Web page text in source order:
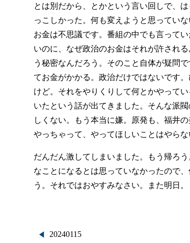
とは別だから、とかという言い回しで、
っこしかった。何も変えようと思ってい
お金は不思議です。番組の中でも言って
いのに、なぜ政治のお金はそれが許され
う秘密なんだろう。そのこと自体が疑問
てお金がかかる。政治だけではないです
けど。それをやりくりして何とかやって
いたという話が出てきました。そんな派
しくない。もう本当に嫌。原発も、福井
やっちゃって、やってほしいことはやらな
だんだん激してしまいました。もう帰ろ
なことになるとは思っていなかったので
う。それではおやすみなさい。また明日。
投 20240115